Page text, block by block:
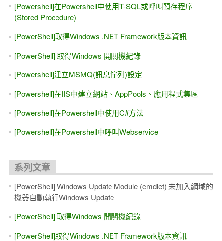
[Powershell]在Powershell中使用T-SQL或呼叫預存程序
(Stored Procedure)
[PowerShell]取得Windows .NET Framework版本資訊
[PowerShell] 取得Windows 開關機紀錄
[Powershell]建立MSMQ(訊息佇列)設定
[Powershell]在IIS中建立網站、AppPools、應用程式集區
[Powershell]在Powershell中使用C#方法
[Powershell]在Powershell中呼叫Webservice
系列文章
[PowerShell] Windows Update Module (cmdlet) 未加入網域的
機器自動執行Windows Update
[PowerShell] 取得Windows 開關機紀錄
[PowerShell]取得Windows .NET Framework版本資訊